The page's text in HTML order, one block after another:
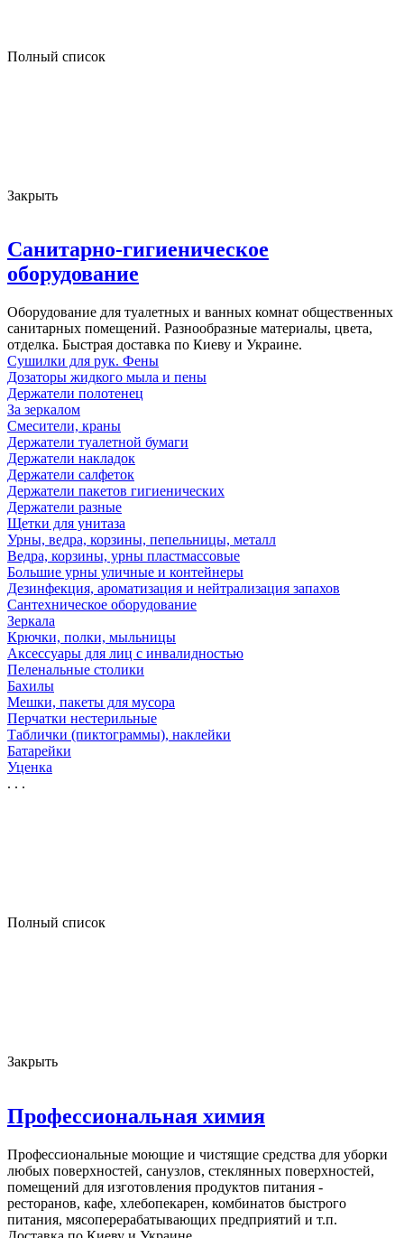
Полный список
Закрыть
Санитарно-гигиеническое
оборудование
Оборудование для туалетных и ванных комнат общественных
санитарных помещений. Разнообразные материалы, цвета,
отделка. Быстрая доставка по Киеву и Украине.
Сушилки для рук. Фены
Дозаторы жидкого мыла и пены
Держатели полотенец
За зеркалом
Смесители, краны
Держатели туалетной бумаги
Держатели накладок
Держатели салфеток
Держатели пакетов гигиенических
Держатели разные
Щетки для унитаза
Урны, ведра, корзины, пепельницы, металл
Ведра, корзины, урны пластмассовые
Большие урны уличные и контейнеры
Дезинфекция, ароматизация и нейтрализация запахов
Сантехническое оборудование
Зеркала
Крючки, полки, мыльницы
Аксессуары для лиц с инвалидностью
Пеленальные столики
Бахилы
Мешки, пакеты для мусора
Перчатки нестерильные
Таблички (пиктограммы), наклейки
Батарейки
Уценка
. . .
Полный список
Закрыть
Профессиональная химия
Профессиональные моющие и чистящие средства для уборки
любых поверхностей, санузлов, стеклянных поверхностей,
помещений для изготовления продуктов питания -
ресторанов, кафе, хлебопекарен, комбинатов быстрого
питания, мясоперерабатывающих предприятий и т.п.